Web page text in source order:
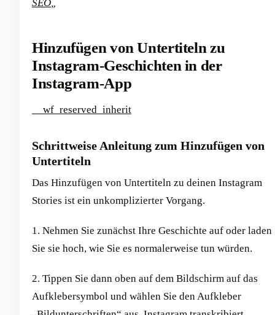
SEO„
Hinzufügen von Untertiteln zu
Instagram-Geschichten in der
Instagram-App
__wf_reserved_inherit
Schrittweise Anleitung zum Hinzufügen von
Untertiteln
Das Hinzufügen von Untertiteln zu deinen Instagram
Stories ist ein unkomplizierter Vorgang.
1. Nehmen Sie zunächst Ihre Geschichte auf oder laden
Sie sie hoch, wie Sie es normalerweise tun würden.
2. Tippen Sie dann oben auf dem Bildschirm auf das
Aufklebersymbol und wählen Sie den Aufkleber